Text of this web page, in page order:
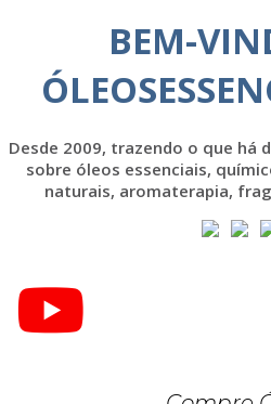
BEM-
Desde 2009, trazendo o que há
sobre óleos essenciais,
naturais, aromaterapia,